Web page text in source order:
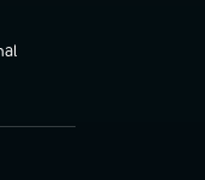
aba)